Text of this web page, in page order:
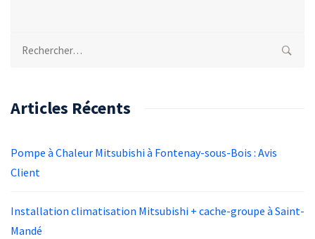
Rechercher :
Articles Récents
Pompe à Chaleur Mitsubishi à Fontenay-sous-Bois : Avis
Client
Installation climatisation Mitsubishi + cache-groupe à Saint-
Mandé